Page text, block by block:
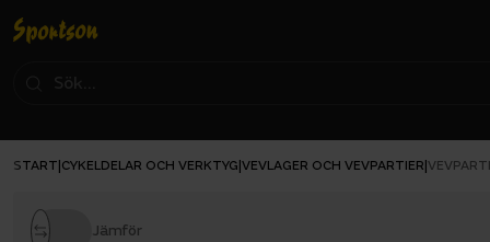
START CYKELDELAR OCH VERKTYG VEVLAGER OCH VEVPARTIER
Jämför